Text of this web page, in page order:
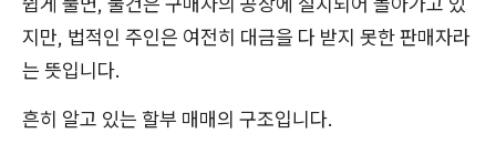
지만, 법적인 주인은 여전히 대금을 다 받지 못한 판매자라
는 뜻입니다.
흔히 알고 있는 할부 매매의 구조입니다.